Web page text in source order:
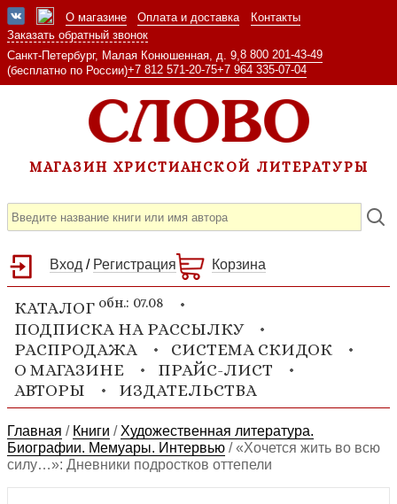
О магазине Оплата и доставка
Контакты
Заказать обратный звонок
Санкт-Петербург, Малая Конюшенная, д. 9, 8 800 201-43-49
(бесплатно по России)+7 812 571-20-75+7 964 335-07-04
МАГАЗИН ХРИСТИАНСКОЙ ЛИТЕРАТУРЫ
Вход / Регистрация Корзина
КАТАЛОГ обн.: 07.08
ПОДПИСКА НА РАССЫЛКУ
РАСПРОДАЖА
СИСТЕМА СКИДОК
О МАГАЗИНЕ
ПРАЙС-ЛИСТ
АВТОРЫ
ИЗДАТЕЛЬСТВА
Главная / Книги / Художественная литература.
Биографии. Мемуары. Интервью /«Хочется жить во всю
силу…»: Дневники подростков оттепели